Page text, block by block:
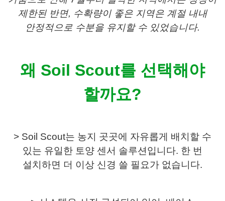
제한된 반면, 수확량이 좋은 지역은 계절 내내
안정적으로 수분을 유지할 수 있었습니다.
왜 Soil Scout를 선택해야
할까요?
> Soil Scout는 농지 곳곳에 자유롭게 배치할 수
있는 유일한 토양 센서 솔루션입니다. 한 번
설치하면 더 이상 신경 쓸 필요가 없습니다.